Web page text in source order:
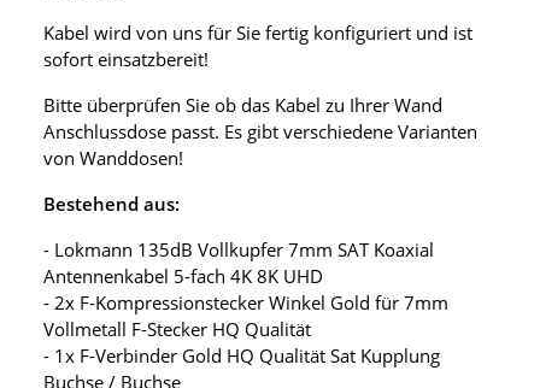
Kabel wird von uns für Sie fertig konfiguriert und ist
sofort einsatzbereit!
Bitte überprüfen Sie ob das Kabel zu Ihrer Wand
Anschlussdose passt. Es gibt verschiedene Varianten
von Wanddosen!
Bestehend aus:
- Lokmann 135dB Vollkupfer 7mm SAT Koaxial
Antennenkabel 5-fach 4K 8K UHD
- 2x F-Kompressionstecker Winkel Gold für 7mm
Vollmetall F-Stecker HQ Qualität
- 1x F-Verbinder Gold HQ Qualität Sat Kupplung
Buchse / Buchse